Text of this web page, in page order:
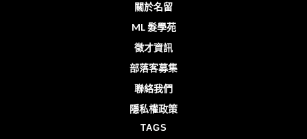
關於名留
ML 髮學苑
徵才資訊
部落客募集
聯絡我們
隱私權政策
TAGS